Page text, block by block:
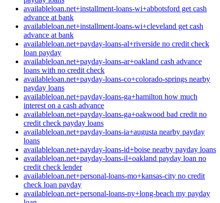
availableloan.net+installment-loans-wi+abbotsford get cash
advance at bank
availableloan.net+installment-loans-wi+cleveland get cash
advance at bank
availableloan.net+payday-loans-al+riverside no credit check
loan payday
availableloan.net+payday-loans-ar+oakland cash advance
loans with no credit check
availableloan.net+payday-loans-co+colorado-springs nearby
payday loans
availableloan.net+payday-loans-ga+hamilton how much
interest on a cash advance
availableloan.net+payday-loans-ga+oakwood bad credit no
credit check payday loans
availableloan.net+payday-loans-ia+augusta nearby payday
loans
availableloan.net+payday-loans-id+boise nearby payday loans
availableloan.net+payday-loans-il+oakland payday loan no
credit check lender
availableloan.net+personal-loans-mo+kansas-city no credit
check loan payday
availableloan.net+personal-loans-ny+long-beach my payday